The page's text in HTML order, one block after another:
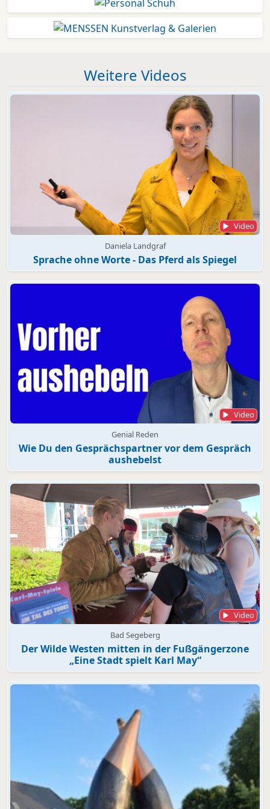
Weitere Videos
Video
Daniela Landgraf
Sprache ohne Worte - Das Pferd als Spiegel
Video
Genial Reden
Wie Du den Gesprächspartner vor dem Gespräch
aushebelst
Video
Bad Segeberg
Der Wilde Westen mitten in der Fußgängerzone
„Eine Stadt spielt Karl May“